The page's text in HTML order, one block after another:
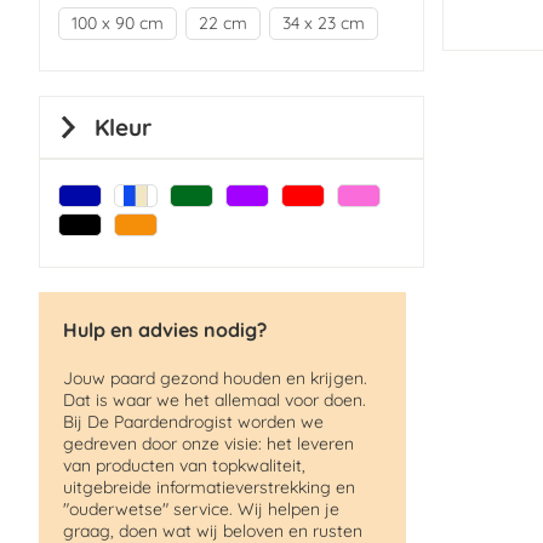
100 x 90 cm 22 cm 34 x 23 cm
Kleur
Hulp en advies nodig?
Jouw paard gezond houden en krijgen.
Dat is waar we het allemaal voor doen.
Bij De Paardendrogist worden we
gedreven door onze visie: het leveren
van producten van topkwaliteit,
uitgebreide informatieverstrekking en
"ouderwetse" service. Wij helpen je
graag, doen wat wij beloven en rusten